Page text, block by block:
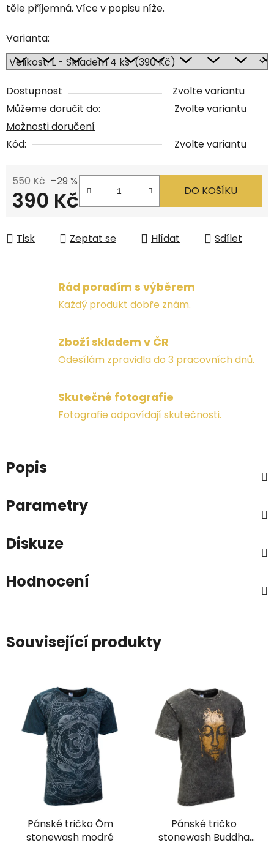
těle příjemná. Více v popisu níže.
Varianta:
Dostupnost
Zvolte variantu
Můžeme doručit do:
Zvolte variantu
Možnosti doručení
Kód:
Zvolte variantu
550 Kč –29 %
390 Kč DO KOŠÍKU
Tisk Zeptat se Hlídat Sdílet
Rád poradím s výběrem
Každý produkt dobře znám.
Zboží skladem v ČR
Odesílám zpravidla do 3 pracovních dnů.
Skutečné fotografie
Fotografie odpovídají skutečnosti.
Popis
Parametry
Diskuze
Hodnocení
Související produkty
Pánské tričko Óm
stonewash modré
Pánské tričko
stonewash Buddha